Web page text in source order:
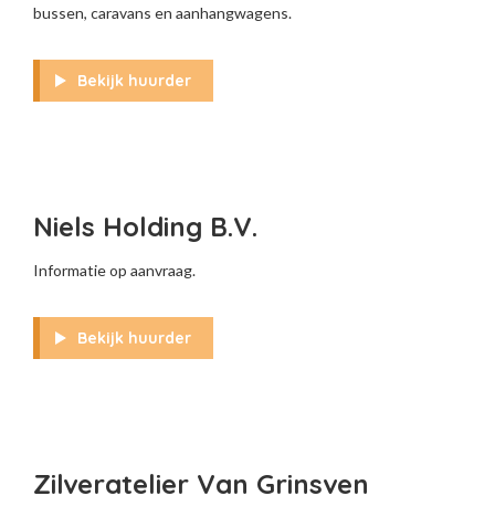
bussen, caravans en aanhangwagens.
Bekijk huurder
Niels Holding B.V.
Informatie op aanvraag.
Bekijk huurder
Zilveratelier Van Grinsven